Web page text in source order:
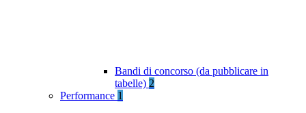
Bandi di concorso (da pubblicare in
tabelle) 2
Performance 1